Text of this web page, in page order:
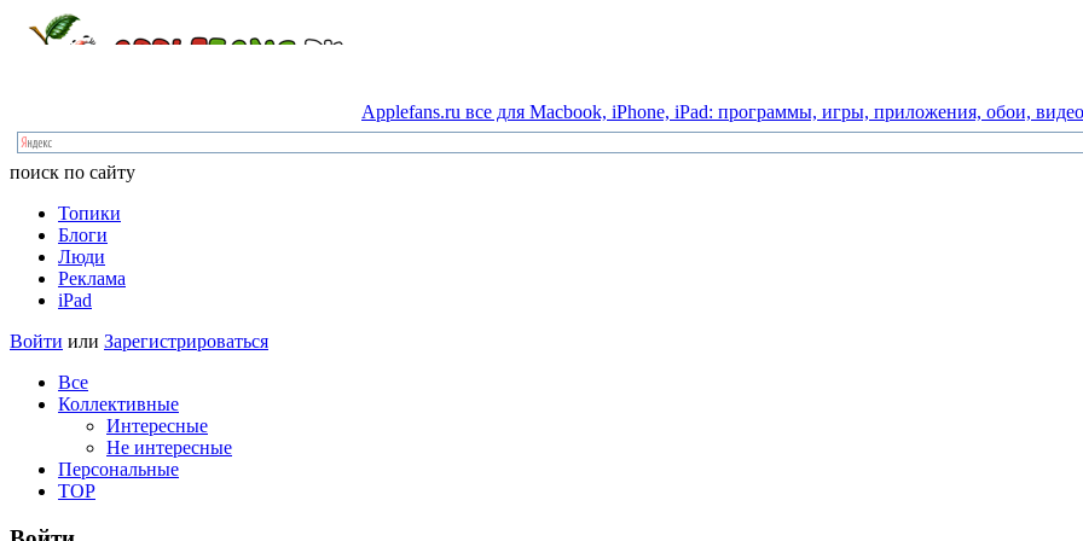
Applefans.ru все для Macbook, iPhone, iPad: программы, игры, приложения, обои, видео
поиск по сайту
Топики
Блоги
Люди
Реклама
iPad
Войти или Зарегистрироваться
Все
Коллективные
Интересные
Не интересные
Персональные
TOP